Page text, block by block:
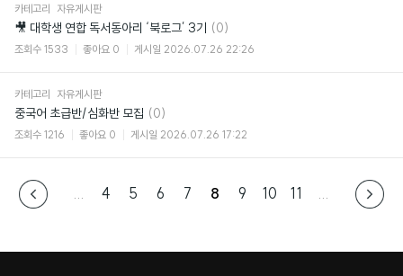
카테고리 자유게시판
🎥 대학생 연합 독서동아리 ‘북로그’ 3기 댓
글
(0)
조회수 1533 좋아요 0 게시일 2026.07.26 22:26
카테고리 자유게시판
중국어 초급반/심화반 모집 댓
글
(0)
조회수 1216 좋아요 0 게시일 2026.07.26 17:22
... 4 5 6 7 8 9 10 11 ...